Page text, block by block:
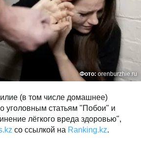
Фото: orenburzhie.ru
(в том числе домашнее)
уголовным статьям "Побои" и
лёгкого вреда здоровью",
со ссылкой на Ranking.kz.